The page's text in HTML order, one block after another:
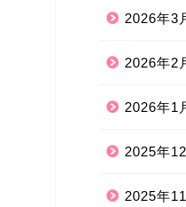
2026年3
2026年2
2026年1
2025年
2025年